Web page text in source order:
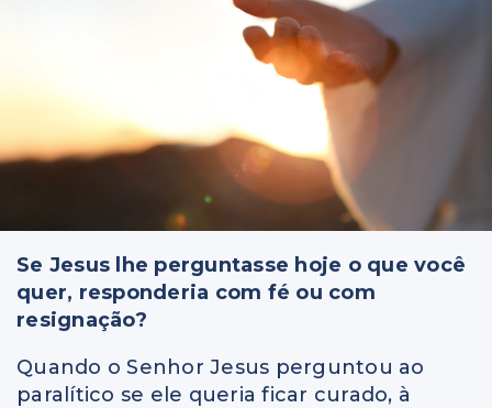
Se Jesus lhe perguntasse hoje o que você
quer, responderia com fé ou com
resignação?
Quando o Senhor Jesus perguntou ao
paralítico se ele queria ficar curado, à